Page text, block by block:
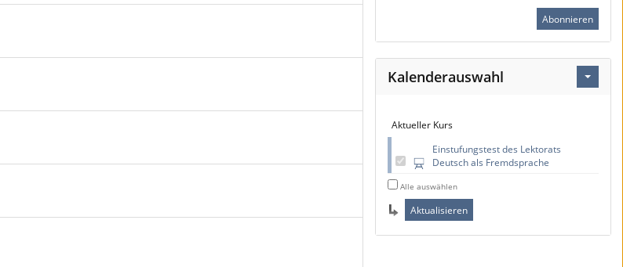
Abonnieren
Kalenderauswahl
Aktueller Kurs
Einstufungstest des Lektorats
Deutsch als Fremdsprache
Alle auswählen